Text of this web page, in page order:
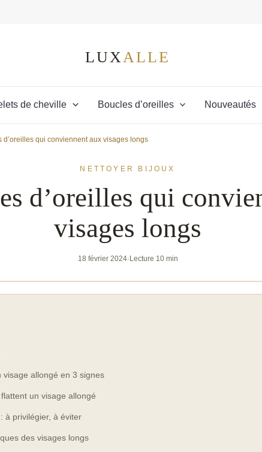
de cheville Boucles d’oreilles Nouveautés
d’oreilles qui conviennent aux visages longs
NETTOYER BIJOUX
d’oreilles qui
visages longs
18 février 2024· Lecture 10 min
visage allongé en 3 signes
un visage allongé
à privilégier, à éviter
des visages longs